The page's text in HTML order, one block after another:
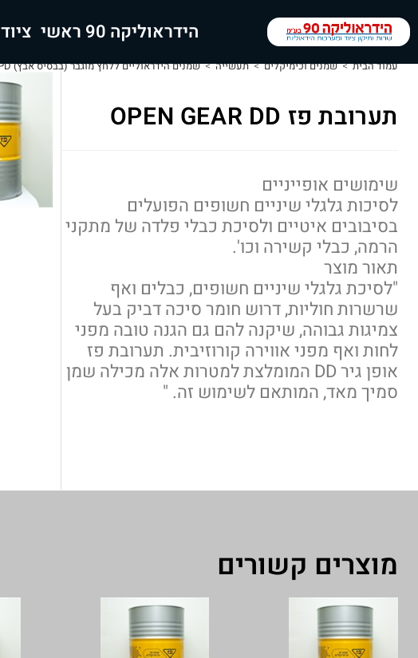
הידראוליקה 90 ראשי ציוד
עמוד הבית > שמנים וכימיקלים > תעשייה > שמנים הידראוליים ללחץ מוגבר (בבסיס אבץ) HLPD
תערובת פז OPEN GEAR DD
שימושים אופייניים
לסיכות גלגלי שיניים חשופים הפועלים
בסיבובים איטיים ולסיכת כבלי פלדה של מתקני
הרמה, כבלי קשירה וכו'.
תאור מוצר
"לסיכת גלגלי שיניים חשופים, כבלים ואף
שרשרות חוליות, דרוש חומר סיכה דביק בעל
צמיגות גבוהה, שיקנה להם גם הגנה טובה מפני
לחות ואף מפני אווירה קורוזיבית. תערובת פז
אופן גיר DD המומלצת למטרות אלה מכילה שמן
סמיך מאד, המותאם לשימוש זה. "
מוצרים קשורים